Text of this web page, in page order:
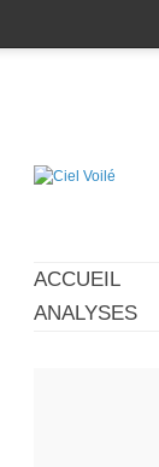
ACCUEIL
ANALYSES